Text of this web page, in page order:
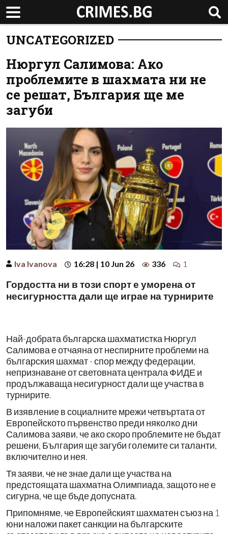
UNCATEGORIZED
Нюргул Салимова: Ако
проблемите в шахмата ни не
се решат, България ще ме
загуби
Iva Ivanova 16:28 | 10 Jun 26 336 1
Гордостта ни в този спорт е уморена от
несигурността дали ще играе на турнирите
Най-добрата българска шахматистка Нюргул
Салимова е отчаяна от неспирните проблеми на
българския шахмат - спор между федерации,
непризнаване от световната централа ФИДЕ и
продължаваща несигурност дали ще участва в
турнирите.
В изявление в социалните мрежи четвъртата от
Европейското първенство преди няколко дни
Салимова заяви, че ако скоро проблемите не бъдат
решени, България ще загуби големите си таланти,
включително и нея.
Тя заяви, че не знае дали ще участва на
предстоящата шахматна Олимпиада, защото не е
сигурна, че ще бъде допусната.
Припомняме, че Европейският шахматен съюз на 1
юни наложи пакет санкции на българските